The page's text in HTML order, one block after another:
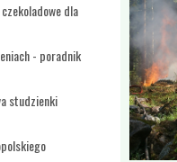
dla
- poradnik
studzienki